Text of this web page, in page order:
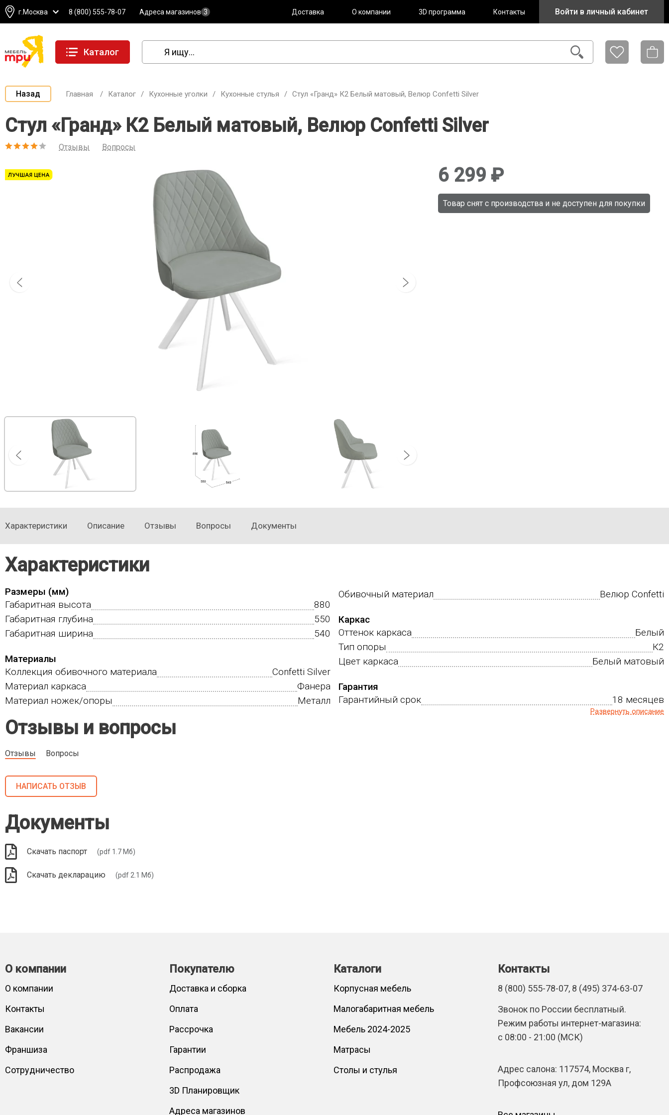
г.Москва 8 (800) 555-78-07 Адреса магазинов 3 Доставка О компании 3D программа Контакты Войти в личный кабинет
Каталог
Назад Главная / Каталог / Кухонные уголки / Кухонные стулья / Стул «Гранд» К2 Белый матовый, Велюр Confetti Silver
Стул «Гранд» К2 Белый матовый, Велюр Confetti Silver
Отзывы Вопросы
6 299
Товар снят с производства и не доступен для покупки
Характеристики Описание Отзывы Вопросы Документы
Характеристики
Размеры (мм)
Габаритная высота
880
Габаритная глубина
550
Габаритная ширина
540
Материалы
Коллекция обивочного материала
Confetti Silver
Материал каркаса
Фанера
Материал ножек/опоры
Металл
Обивочный материал Велюр Confetti
Каркас
Оттенок каркаса
Белый
Тип опоры
К2
Цвет каркаса
Белый матовый
Гарантия
Гарантийный срок
18 месяцев
Развернуть описание
Отзывы и вопросы
Отзывы Вопросы
НАПИСАТЬ ОТЗЫВ
Документы
Скачать паспорт (pdf 1.7 Мб)
Скачать декларацию (pdf 2.1 Мб)
О компании
О компании
Контакты
Вакансии
Франшиза
Сотрудничество
Покупателю
Доставка и сборка
Оплата
Рассрочка
Гарантии
Распродажа
3D Планировщик
Адреса магазинов
Каталоги
Корпусная мебель
Малогабаритная мебель
Мебель 2024-2025
Матрасы
Столы и стулья
Контакты
8 (800) 555-78-07, 8 (495) 374-63-07
Звонок по России бесплатный.
Режим работы интернет-магазина:
с 08:00 - 21:00 (МСК)
Адрес салона: 117574, Москва г,
Профсоюзная ул, дом 129А